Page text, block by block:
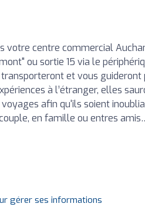
votre centre commercial
ou sortie 15 via le
et vous
à l’étranger, elles
afin qu'ils soient
en famille ou entres
gérer ses informations